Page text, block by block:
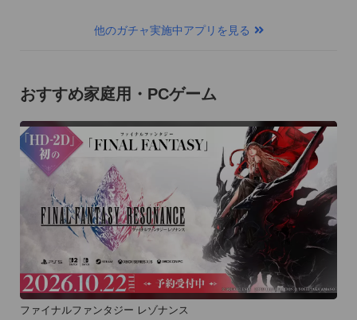
他のガチャ実施中アプリを見る
おすすめ家庭用・PCゲーム
ファイナルファンタジー レゾナンス